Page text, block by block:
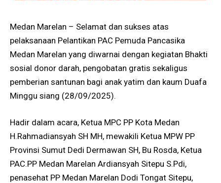
Medan Marelan – Selamat dan sukses atas
pelaksanaan Pelantikan PAC Pemuda Pancasika
Medan Marelan yang diwarnai dengan kegiatan Bhakti
sosial donor darah, pengobatan gratis sekaligus
pemberian santunan bagi anak yatim dan kaum Duafa
Minggu siang (28/09/2025).
Hadir dalam acara, Ketua MPC PP Kota Medan
H.Rahmadiansyah SH MH, mewakili Ketua MPW PP
Provinsi Sumut Dedi Dermawan SH, Bu Rosda, Ketua
PAC.PP Medan Marelan Ardiansyah Sitepu S.Pdi,
penasehat PP Medan Marelan Dodi Tongat Sitepu,